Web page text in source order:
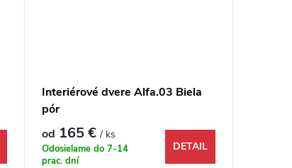
Interiérové dvere Alfa.03 Biela
pór
od 165 €/ ks
Odosielame do 7-14
prac. dní
DETAIL